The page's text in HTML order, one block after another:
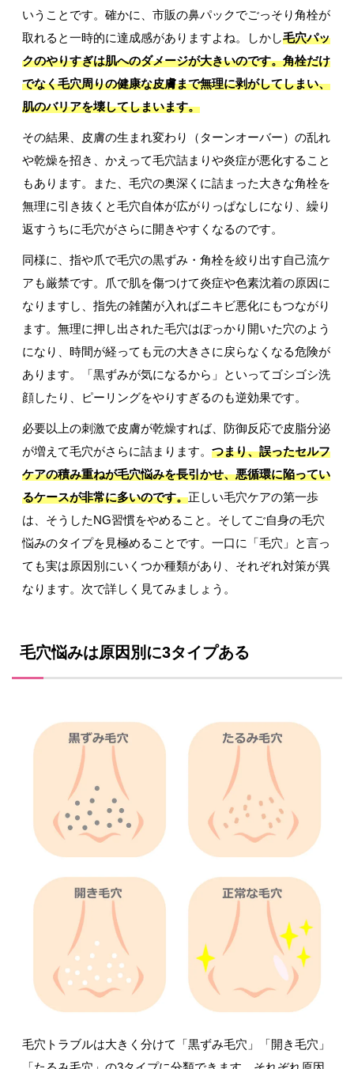
いうことです。確かに、市販の鼻パックでごっそり角栓が
取れると一時的に達成感がありますよね。しかし毛穴パッ
クのやりすぎは肌へのダメージが大きいのです。角栓だけ
でなく毛穴周りの健康な皮膚まで無理に剥がしてしまい、
肌のバリアを壊してしまいます。
その結果、皮膚の生まれ変わり（ターンオーバー）の乱れ
や乾燥を招き、かえって毛穴詰まりや炎症が悪化すること
もあります。また、毛穴の奥深くに詰まった大きな角栓を
無理に引き抜くと毛穴自体が広がりっぱなしになり、繰り
返すうちに毛穴がさらに開きやすくなるのです。
同様に、指や爪で毛穴の黒ずみ・角栓を絞り出す自己流ケ
アも厳禁です。爪で肌を傷つけて炎症や色素沈着の原因に
なりますし、指先の雑菌が入ればニキビ悪化にもつながり
ます。無理に押し出された毛穴はぽっかり開いた穴のよう
になり、時間が経っても元の大きさに戻らなくなる危険が
あります。「黒ずみが気になるから」といってゴシゴシ洗
顔したり、ピーリングをやりすぎるのも逆効果です。
必要以上の刺激で皮膚が乾燥すれば、防御反応で皮脂分泌
が増えて毛穴がさらに詰まります。 つまり、誤ったセルフ
ケアの積み重ねが毛穴悩みを長引かせ、悪循環に陥ってい
るケースが非常に多いのです。正しい毛穴ケアの第一歩
は、そうしたNG習慣をやめること。そしてご自身の毛穴
悩みのタイプを見極めることです。一口に「毛穴」と言っ
ても実は原因別にいくつか種類があり、それぞれ対策が異
なります。次で詳しく見てみましょう。
毛穴悩みは原因別に3タイプある
毛穴トラブルは大きく分けて「黒ずみ毛穴」「開き毛穴」